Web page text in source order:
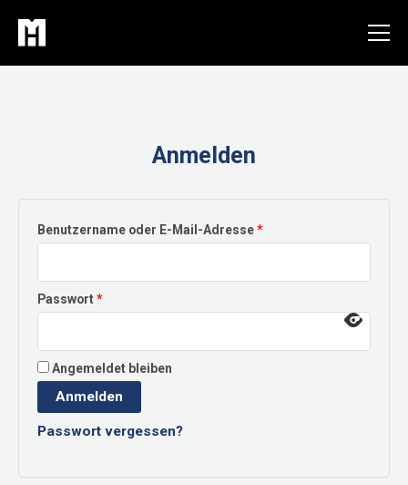
Inhalt
springen
Anmelden
Benutzername oder E-Mail-Adresse*Erforderlich
Passwort*Erforderlich
Angemeldet bleiben
Anmelden
Passwort vergessen?